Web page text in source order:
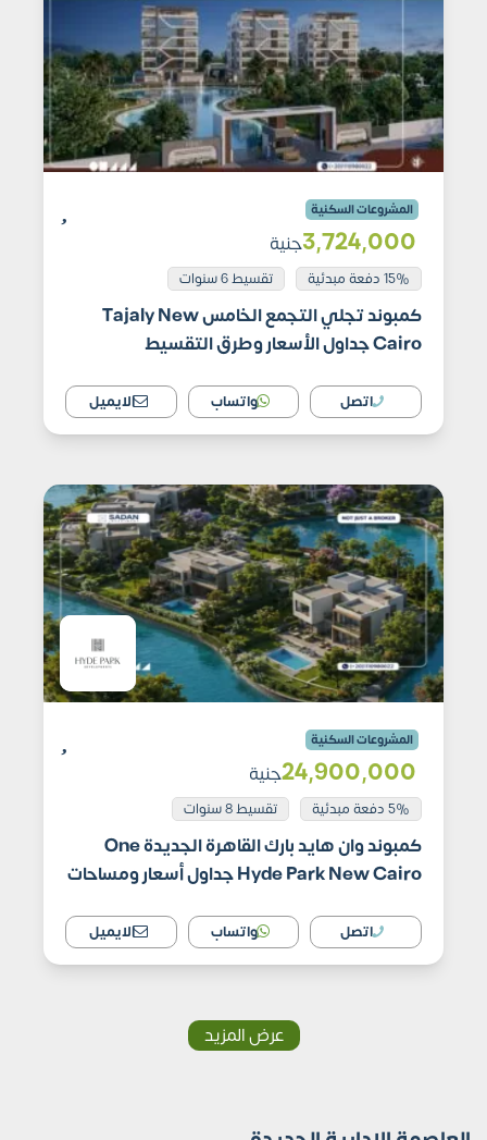
المشروعات السكنية
3٬724٬000جنية
15% دفعة مبدئية تقسيط 6 سنوات
كمبوند تجلي التجمع الخامس Tajaly New
Cairo جداول الأسعار وطرق التقسيط
اتصل واتساب الايميل
المشروعات السكنية
24٬900٬000جنية
5% دفعة مبدئية تقسيط 8 سنوات
كمبوند وان هايد بارك القاهرة الجديدة One
Hyde Park New Cairo جداول أسعار ومساحات
اتصل واتساب الايميل
عرض المزيد